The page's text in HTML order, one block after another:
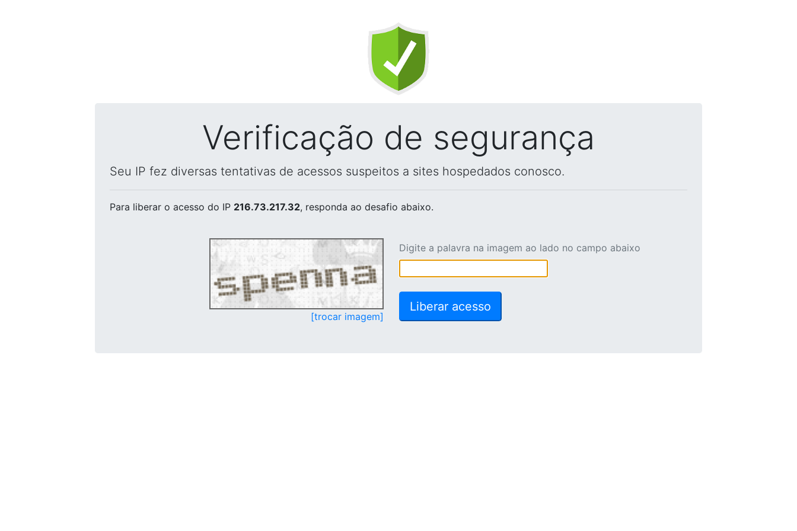
Verificação de segurança
Seu IP fez diversas tentativas de acessos suspeitos a sites hospedados conosco.
Para liberar o acesso do IP 216.73.217.32, responda ao desafio abaixo.
[trocar imagem]
Digite a palavra na imagem ao lado no campo abaixo